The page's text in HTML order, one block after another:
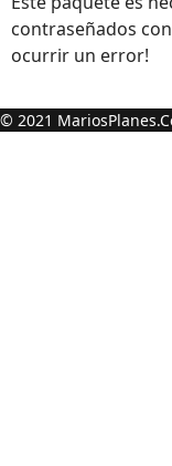
contraseñados con
ocurrir un error!
© 2021